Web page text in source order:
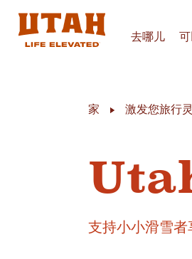
去哪儿
家 激发您旅行
支持小小滑雪